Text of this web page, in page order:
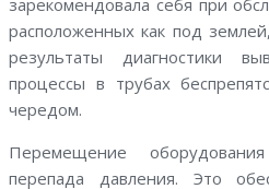
зарекомендовала себя при
расположенных как под
результаты диагностики
процессы в трубах
чередом.
Перемещение
перепада давления. Это